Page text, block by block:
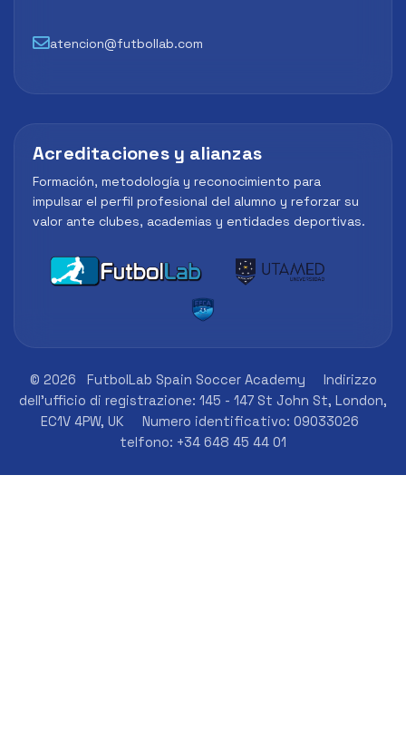
atencion@futbollab.com
Acreditaciones y alianzas
Formación, metodología y reconocimiento para
impulsar el perfil profesional del alumno y reforzar su
valor ante clubes, academias y entidades deportivas.
© 2026 FutbolLab Spain Soccer Academy
Indirizzo
dell'ufficio di registrazione: 145 - 147 St John St, London,
EC1V 4PW, UK
Numero identificativo: 09033026
telfono: +34 648 45 44 01